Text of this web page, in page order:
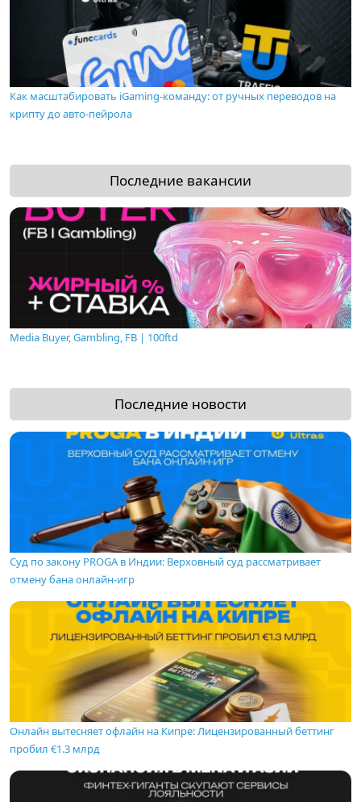
Как масштабировать iGaming-команду: от ручных переводов на
крипту до авто-пейрола
Последние вакансии
Media Buyer, Gambling, FB | 100ftd
Последние новости
Суд по закону PROGA в Индии: Верховный суд рассматривает
отмену бана онлайн-игр
Онлайн вытесняет офлайн на Кипре: Лицензированный беттинг
пробил €1.3 млрд